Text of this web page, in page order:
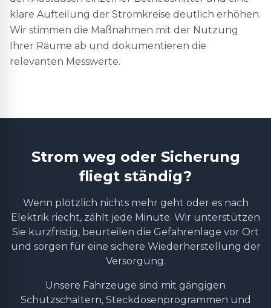
klare Aufteilung der Stromkreise deutlich erhöhen.
Wir stimmen die Maßnahmen mit der Nutzung
Ihrer Räume ab und dokumentieren die
relevanten Messwerte.
Strom weg oder Sicherung
fliegt ständig?
Wenn plötzlich nichts mehr geht oder es nach
Elektrik riecht, zählt jede Minute. Wir unterstützen
Sie kurzfristig, beurteilen die Gefahrenlage vor Ort
und sorgen für eine sichere Wiederherstellung der
Versorgung.
Unsere Fahrzeuge sind mit gängigen
Schutzschaltern, Steckdosenprogrammen und